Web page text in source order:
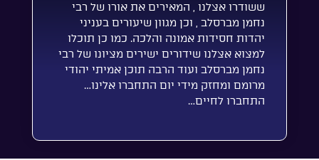
ששודרו אצלנו , המאירים את אורו של רבי
נחמן מברסלב , וכן מגוון שיעורים בעניני
יהדות חסידות אמונה והלכה. כמו כן תוכלו
למצוא אצלנו שידורים ישירים מציונו של רבי
נחמן מברסלב ועוד הרבה תוכן אמיתי יהודי
מרומם ומחזק מידי יום התחברו אלינו…
התחברו לחיים…